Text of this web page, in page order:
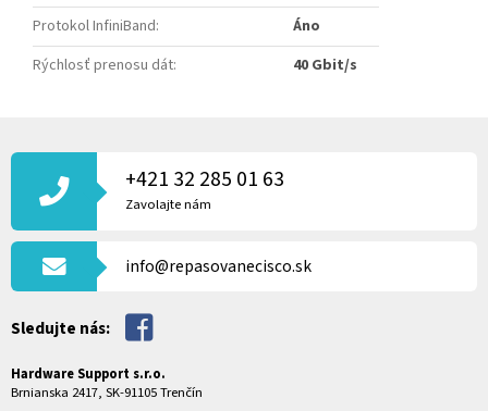
Protokol InfiniBand:
Áno
Rýchlosť prenosu dát: 40 Gbit/s
Á
T
+421 32 285 01 63
Zavolajte nám
info@repasovanecisco.sk
Sledujte nás:
Hardware Support s.r.o.
Brnianska 2417, SK-91105 Trenčín